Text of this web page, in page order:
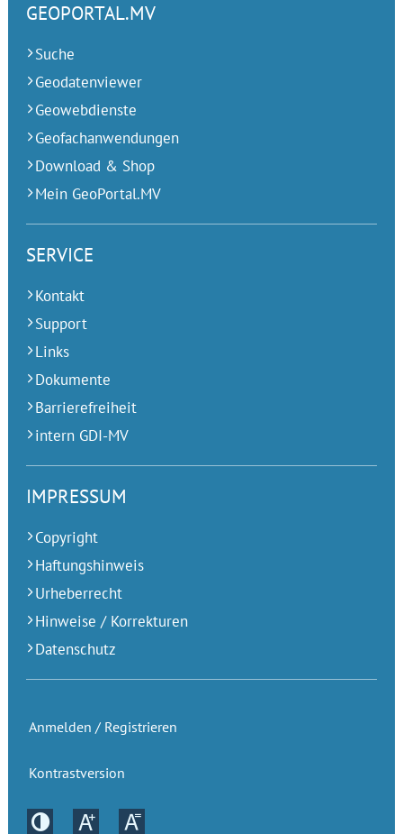
GEOPORTAL.MV
Suche
Geodatenviewer
Geowebdienste
Geofachanwendungen
Download & Shop
Mein GeoPortal.MV
SERVICE
Kontakt
Support
Links
Dokumente
Barrierefreiheit
intern GDI-MV
IMPRESSUM
Copyright
Haftungshinweis
Urheberrecht
Hinweise / Korrekturen
Datenschutz
Anmelden / Registrieren
Kontrastversion
Kontrastversion